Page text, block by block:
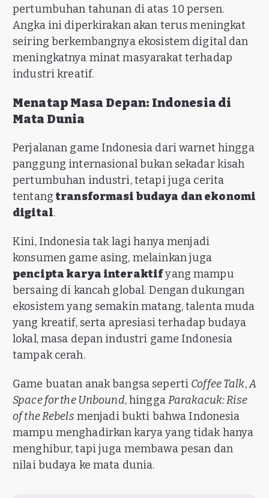
pertumbuhan tahunan di atas 10 persen.
Angka ini diperkirakan akan terus meningkat
seiring berkembangnya ekosistem digital dan
meningkatnya minat masyarakat terhadap
industri kreatif.
Menatap Masa Depan: Indonesia di
Mata Dunia
Perjalanan game Indonesia dari warnet hingga
panggung internasional bukan sekadar kisah
pertumbuhan industri, tetapi juga cerita
tentangtransformasi budaya dan ekonomi
digital.
Kini, Indonesia tak lagi hanya menjadi
konsumen game asing, melainkan juga
pencipta karya interaktifyang mampu
bersaing di kancah global. Dengan dukungan
ekosistem yang semakin matang, talenta muda
yang kreatif, serta apresiasi terhadap budaya
lokal, masa depan industri game Indonesia
tampak cerah.
Game buatan anak bangsa seperti Coffee Talk,A
Space for the Unbound, hinggaParakacuk: Rise
of the Rebels menjadi bukti bahwa Indonesia
mampu menghadirkan karya yang tidak hanya
menghibur, tapi juga membawa pesan dan
nilai budaya ke mata dunia.